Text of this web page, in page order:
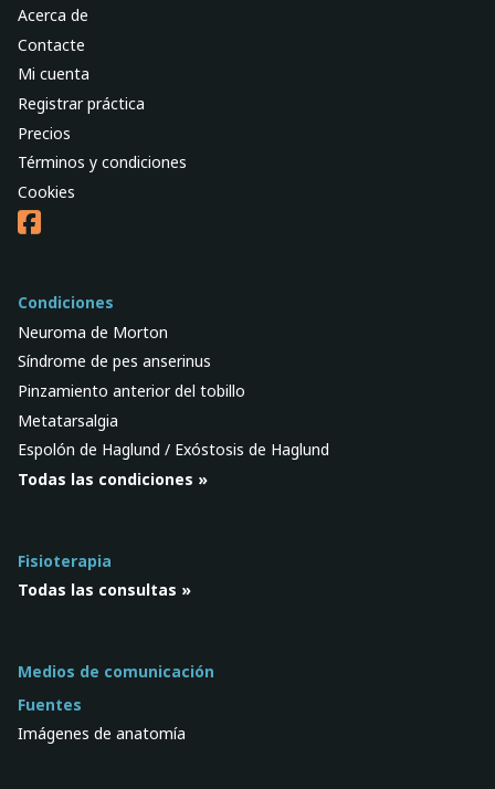
Acerca de
Contacte
Mi cuenta
Registrar práctica
Precios
Términos y condiciones
Cookies
Condiciones
Neuroma de Morton
Síndrome de pes anserinus
Pinzamiento anterior del tobillo
Metatarsalgia
Espolón de Haglund / Exóstosis de Haglund
Todas las condiciones »
Fisioterapia
Todas las consultas »
Medios de comunicación
Fuentes
Imágenes de anatomía